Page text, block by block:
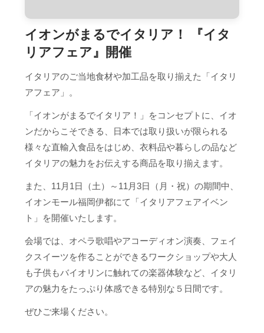
イオンがまるでイタリア！ 『イタ
リアフェア』開催
イタリアのご当地食材や加工品を取り揃えた「イタリ
アフェア」。
「イオンがまるでイタリア！」をコンセプトに、イオ
ンだからこそできる、日本では取り扱いが限られる
様々な直輸入食品をはじめ、衣料品や暮らしの品など
イタリアの魅力をお伝えする商品を取り揃えます。
また、11月1日（土）～11月3日（月・祝）の期間中、
イオンモール福岡伊都にて「イタリアフェアイベン
ト」を開催いたします。
会場では、オペラ歌唱やアコーディオン演奏、フェイ
クスイーツを作ることができるワークショップや大人
も子供もバイオリンに触れての楽器体験など、イタリ
アの魅力をたっぷり体感できる特別な５日間です。
ぜひご来場ください。